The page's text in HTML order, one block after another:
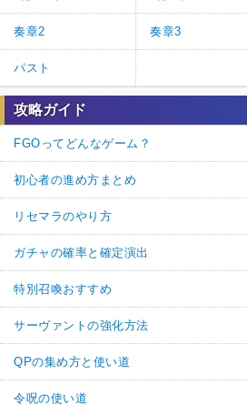
奏章2 奏章3
パスト
攻略ガイド
FGOってどんなゲーム？
初心者の進め方まとめ
リセマラのやり方
ガチャの確率と確定演出
特別召喚おすすめ
サーヴァントの強化方法
QPの集め方と使い道
令呪の使い道